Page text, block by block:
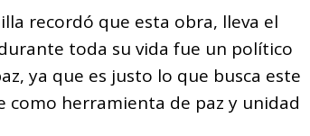
recordó que esta obra, lleva el
toda su vida fue un político
ya que es justo lo que busca este
herramienta de paz y unidad